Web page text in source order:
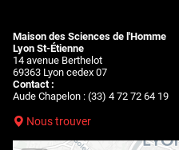
Maison des Sciences de l'Homme
Lyon St-Étienne
14 avenue Berthelot
69363 Lyon cedex 07
Contact :
Aude Chapelon : (33) 4 72 72 64 19
Nous trouver